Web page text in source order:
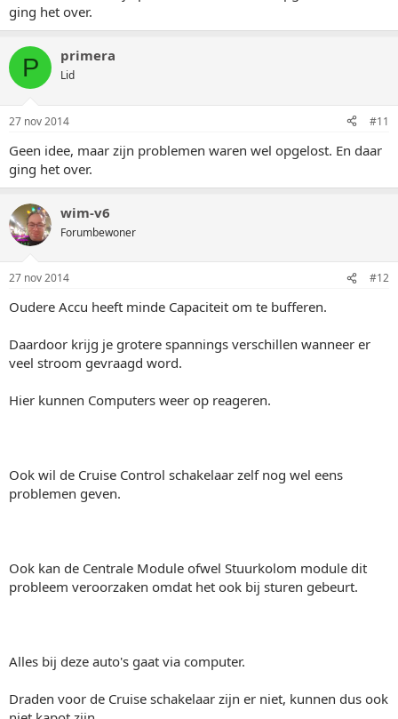
ging het over.
P primera
Lid
27 nov 2014 #11
Geen idee, maar zijn problemen waren wel opgelost. En daar
ging het over.
wim-v6
Forumbewoner
27 nov 2014 #12
Oudere Accu heeft minde Capaciteit om te bufferen.
Daardoor krijg je grotere spannings verschillen wanneer er
veel stroom gevraagd word.
Hier kunnen Computers weer op reageren.
Ook wil de Cruise Control schakelaar zelf nog wel eens
problemen geven.
Ook kan de Centrale Module ofwel Stuurkolom module dit
probleem veroorzaken omdat het ook bij sturen gebeurt.
Alles bij deze auto's gaat via computer.
Draden voor de Cruise schakelaar zijn er niet, kunnen dus ook